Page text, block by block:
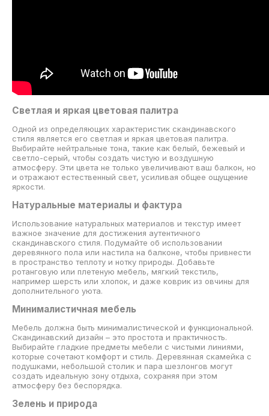
Светлая и яркая цветовая палитра
Одной из определяющих характеристик скандинавского
стиля является его светлая и яркая цветовая палитра.
Выбирайте нейтральные тона, такие как белый, бежевый и
светло-серый, чтобы создать чистую и воздушную
атмосферу. Эти цвета не только увеличивают ваш балкон, но
и отражают естественный свет, усиливая общее ощущение
яркости.
Натуральные материалы и фактура
Использование натуральных материалов и текстур имеет
важное значение для достижения аутентичного
скандинавского стиля. Подумайте об использовании
деревянного пола или настила на балконе, чтобы привнести
в пространство теплоту и нотку природы. Добавьте
ротанговую или плетеную мебель, мягкий текстиль,
например шерсть или хлопок, и даже коврик из овчины для
дополнительного уюта.
Минималистичная мебель
Мебель должна быть минималистической и функциональной.
Скандинавский дизайн – это простота и практичность.
Выбирайте гладкие предметы мебели с чистыми линиями,
которые сочетают комфорт и стиль. Деревянная скамейка с
подушками, небольшой столик и пара шезлонгов могут
создать идеальную зону отдыха, сохраняя при этом
атмосферу без беспорядка.
Зелень и природа